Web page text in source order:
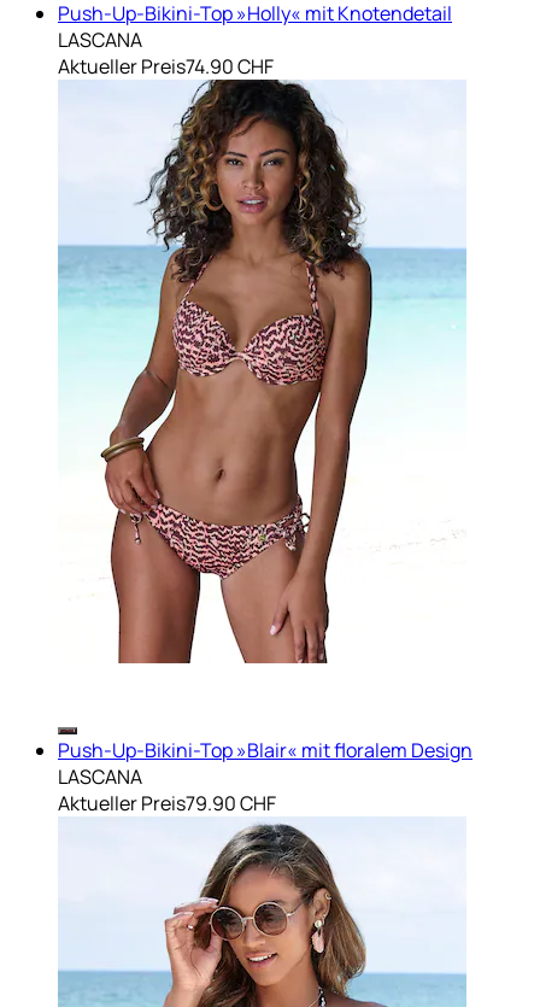
Push-Up-Bikini-Top »Holly« mit Knotendetail
LASCANA
Aktueller Preis74.90 CHF
Push-Up-Bikini-Top »Blair« mit floralem Design
LASCANA
Aktueller Preis79.90 CHF